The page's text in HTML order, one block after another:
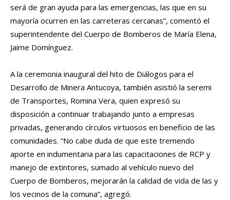
será de gran ayuda para las emergencias, las que en su
mayoría ocurren en las carreteras cercanas”, comentó el
superintendente del Cuerpo de Bomberos de María Elena,
Jaime Domínguez.
A la ceremonia inaugural del hito de Diálogos para el
Desarrollo de Minera Antucoya, también asistió la seremi
de Transportes, Romina Vera, quien expresó su
disposición a continuar trabajando junto a empresas
privadas, generando círculos virtuosos en beneficio de las
comunidades. “No cabe duda de que este tremendo
aporte en indumentaria para las capacitaciones de RCP y
manejo de extintores, sumado al vehículo nuevo del
Cuerpo de Bomberos, mejorarán la calidad de vida de las y
los vecinos de la comuna”, agregó.